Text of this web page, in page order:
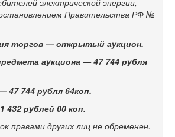
электрической энергии,
Правительства РФ №
торгов — открытый аукцион.
аукциона —47 744 рубля
47 744 рубля 64коп.
1 432 рублей 00 коп.
правами других лиц не обременен.